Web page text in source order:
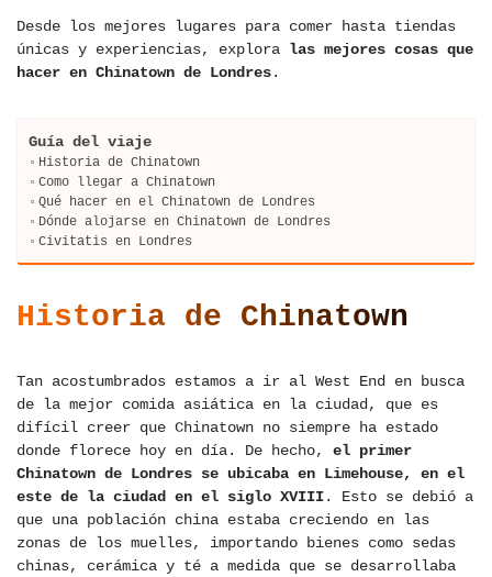
Desde los mejores lugares para comer hasta tiendas
únicas y experiencias, explora las mejores cosas que
hacer en Chinatown de Londres.
Guía del viaje
Historia de Chinatown
Como llegar a Chinatown
Qué hacer en el Chinatown de Londres
Dónde alojarse en Chinatown de Londres
Civitatis en Londres
Historia de Chinatown
Tan acostumbrados estamos a ir al West End en busca
de la mejor comida asiática en la ciudad, que es
difícil creer que Chinatown no siempre ha estado
donde florece hoy en día. De hecho, el primer
Chinatown de Londres se ubicaba en Limehouse, en el
este de la ciudad en el siglo XVIII. Esto se debió a
que una población china estaba creciendo en las
zonas de los muelles, importando bienes como sedas
chinas, cerámica y té a medida que se desarrollaba